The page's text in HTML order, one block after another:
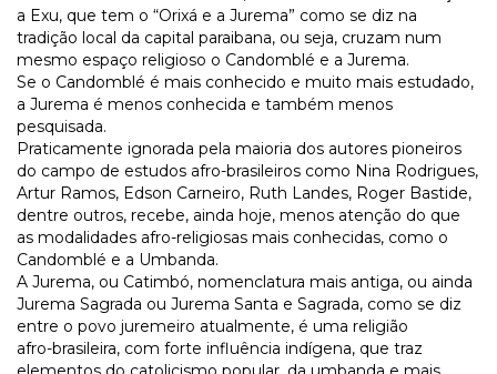
a Exu, que tem o “Orixá e a Jurema” como se diz na
tradição local da capital paraibana, ou seja, cruzam num
mesmo espaço religioso o Candomblé e a Jurema.
Se o Candomblé é mais conhecido e muito mais estudado,
a Jurema é menos conhecida e também menos
pesquisada.
Praticamente ignorada pela maioria dos autores pioneiros
do campo de estudos afro-brasileiros como Nina Rodrigues,
Artur Ramos, Edson Carneiro, Ruth Landes, Roger Bastide,
dentre outros, recebe, ainda hoje, menos atenção do que
as modalidades afro-religiosas mais conhecidas, como o
Candomblé e a Umbanda.
A Jurema, ou Catimbó, nomenclatura mais antiga, ou ainda
Jurema Sagrada ou Jurema Santa e Sagrada, como se diz
entre o povo juremeiro atualmente, é uma religião
afro-brasileira, com forte influência indígena, que traz